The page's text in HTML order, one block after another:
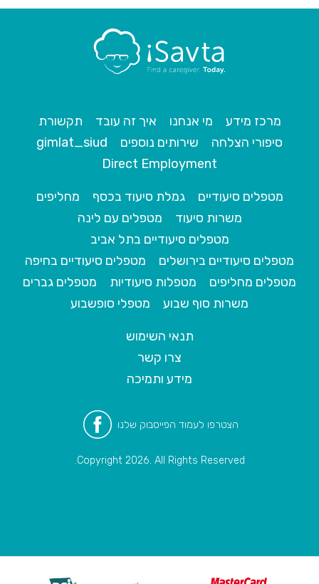
מרכז מידע מי אנחנו איך זה עובד
תקשורת
סיפורי הצלחה
שירותים נוספים
gimlat_siud
Direct Employment
מטפלים סיעודיים גמלת סיעוד בכסף
מחליפים
משרות סיעוד
מטפלים עם לינה
מטפלים סיעודיים בתל אביב
מטפלים סיעודיים בירושלים
מטפלים סיעודיים בחיפה
מטפלים מחליפים
מטפלות סיעודיות
מטפלים גברים
משרות סוף שבוע
מטפלי סופשבוע
תנאי השימוש
צרו קשר
מידע ותמיכה
הצטרפו לעמוד הפייסבוק שלנו
Copyright 2026. All Rights Reserved.